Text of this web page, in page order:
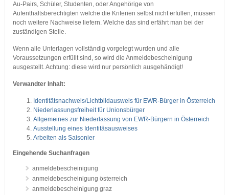
Au-Pairs, Schüler, Studenten, oder Angehörige von
Aufenthaltsberechtigten welche die Kriterien selbst nicht erfüllen, müssen
noch weitere Nachweise liefern. Welche das sind erfährt man bei der
zuständigen Stelle.
Wenn alle Unterlagen vollständig vorgelegt wurden und alle
Voraussetzungen erfüllt sind, so wird die Anmeldebescheinigung
ausgestellt. Achtung: diese wird nur persönlich ausgehändigt!
Verwandter Inhalt:
Identitätsnachweis/Lichtbildausweis für EWR-Bürger in Österreich
Niederlassungsfreiheit für Unionsbürger
Allgemeines zur Niederlassung von EWR-Bürgern in Österreich
Ausstellung eines Identitäsausweises
Arbeiten als Saisonier
Eingehende Suchanfragen
anmeldebescheinigung
anmeldebescheinigung österreich
anmeldebescheinigung graz